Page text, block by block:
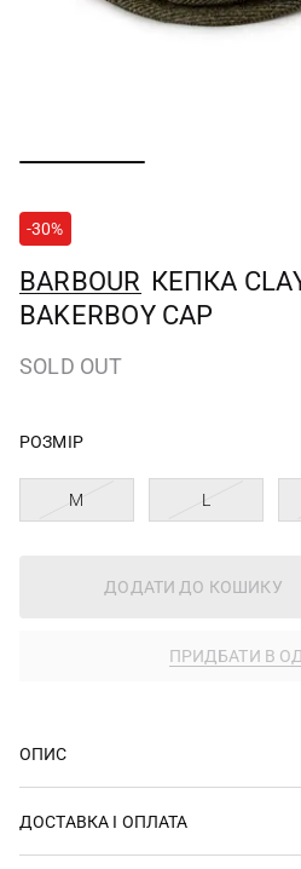
-30%
BARBOUR КЕПКА
BAKERBOY CAP
SOLD OUT
РОЗМІР
M L
ДОДАТИ ДО КОШИКУ
ПРИДБАТИ В
ОПИС
ДОСТАВКА І ОПЛАТА